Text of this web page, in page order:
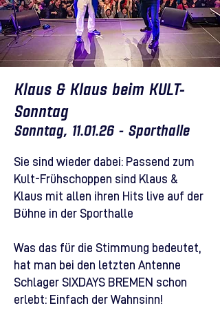
Klaus & Klaus beim KULT-
Sonntag
Sonntag, 11.01.26 - Sporthalle
Sie sind wieder dabei: Passend zum
Kult-Frühschoppen sind Klaus &
Klaus mit allen ihren Hits live auf der
Bühne in der Sporthalle
Was das für die Stimmung bedeutet,
hat man bei den letzten Antenne
Schlager SIXDAYS BREMEN schon
erlebt: Einfach der Wahnsinn!